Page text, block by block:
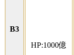
B3
HP:1000億